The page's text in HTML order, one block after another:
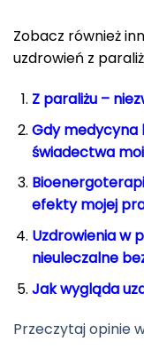
Zobacz również
uzdrowień z
Z paraliżu –
Gdy medycyna
świadectwa
efekty mojej
Uzdrowienia w
nieuleczalne
Jak wygląda
Przeczytaj opinie